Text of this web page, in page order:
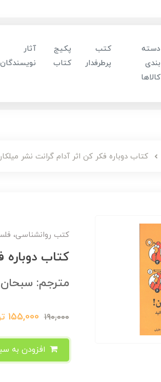
دسته
بندی
کالاها
کتب
پرطرفدار
پکیج
کتاب
آثار
نویسندگان
کتاب دوباره فکر کن اثر آدام گرانت نشر
کتب روانشناسی،
کتاب دوباره
مترجم: سبحان
190,000
155,000